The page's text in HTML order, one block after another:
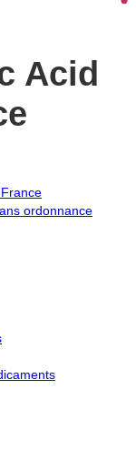
Acid
ordonnance